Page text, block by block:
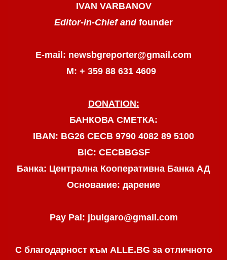
IVAN VARBANOV
Editor-in-Chief and founder
E-mail: newsbgreporter@gmail.com
М: + 359 88 631 4609
DONATION:
БАНКОВА СМЕТКА:
IBAN: BG26 CECB 9790 4082 89 5100
BIC: CECBBGSF
Банка: Централна Кооперативна Банка АД
Основание: дарение
Pay Pal: jbulgaro@gmail.com
С благодарност към ALLE.BG за отличното